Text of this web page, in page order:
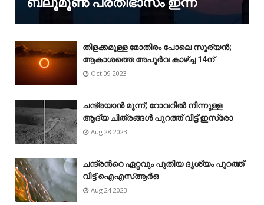
തിളക്കമുള്ള മോതിരം പോലെ സൂര്യൻ;
ആകാശത്തെ അപൂർവ കാഴ്‌ച്ച 14ന്
Oct 09 2023
ചന്ദ്രയാൻ മൂന്ന്; റോവറിൽ നിന്നുള്ള
ആദ്യ ചിത്രങ്ങൾ പുറത്ത് വിട്ട് ഇസ്രോ
Aug 28 2023
ചന്ദ്രന്‍റെ ഏറ്റവും പുതിയ ദൃശ്യം പുറത്ത്
വിട്ട് ഐഎസ്ആർഒ
Aug 24 2023